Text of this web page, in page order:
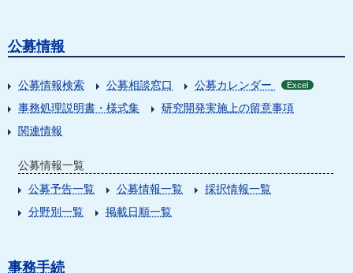
公募情報
公募情報検索 公募相談窓口 公募カレンダー Excel
事務処理説明書・様式集
研究開発実施上の留意事項
関連情報
公募情報一覧
公募予告一覧
公募情報一覧
採択情報一覧
分野別一覧
掲載日順一覧
事務手続